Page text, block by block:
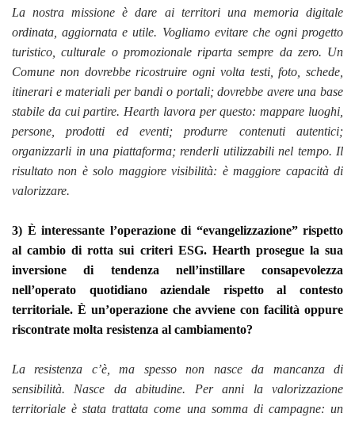
La nostra missione è dare ai territori una memoria digitale
ordinata, aggiornata e utile. Vogliamo evitare che ogni progetto
turistico, culturale o promozionale riparta sempre da zero. Un
Comune non dovrebbe ricostruire ogni volta testi, foto, schede,
itinerari e materiali per bandi o portali; dovrebbe avere una base
stabile da cui partire. Hearth lavora per questo: mappare luoghi,
persone, prodotti ed eventi; produrre contenuti autentici;
organizzarli in una piattaforma; renderli utilizzabili nel tempo. Il
risultato non è solo maggiore visibilità: è maggiore capacità di
valorizzare.
3) È interessante l’operazione di “evangelizzazione” rispetto
al cambio di rotta sui criteri ESG. Hearth prosegue la sua
inversione di tendenza nell’instillare consapevolezza
nell’operato quotidiano aziendale rispetto al contesto
territoriale. È un’operazione che avviene con facilità oppure
riscontrate molta resistenza al cambiamento?
La resistenza c’è, ma spesso non nasce da mancanza di
sensibilità. Nasce da abitudine. Per anni la valorizzazione
territoriale è stata trattata come una somma di campagne: un